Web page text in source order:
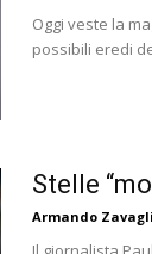
Oggi veste la
possibili eredi
Stelle
Armando